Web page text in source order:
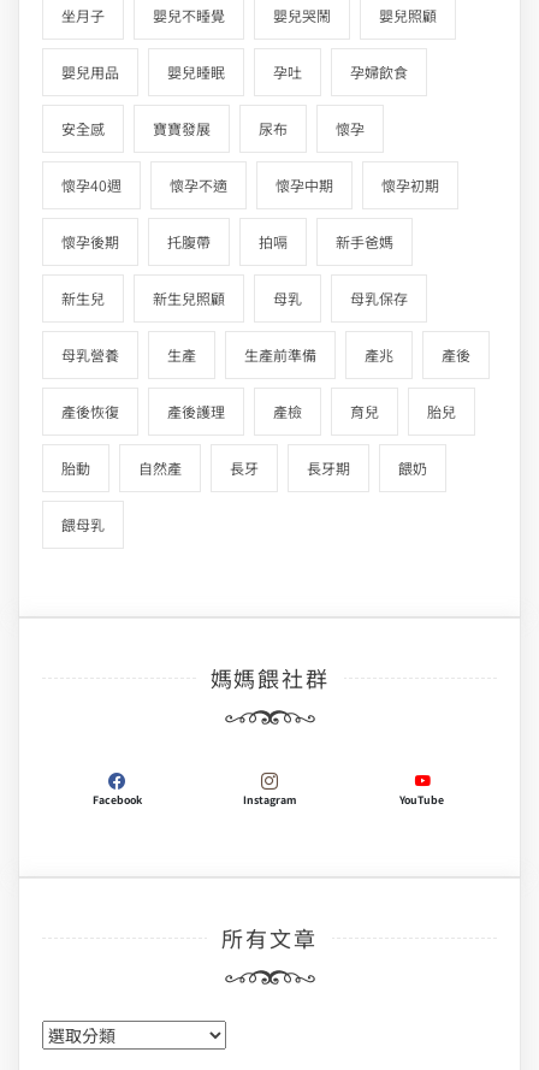
坐月子 嬰兒不睡覺 嬰兒哭鬧 嬰兒照顧
嬰兒用品 嬰兒睡眠 孕吐 孕婦飲食
安全感 寶寶發展 尿布 懷孕
懷孕40週 懷孕不適 懷孕中期 懷孕初期
懷孕後期 托腹帶 拍嗝 新手爸媽
新生兒 新生兒照顧 母乳 母乳保存
母乳營養 生產 生產前準備 產兆 產後
產後恢復 產後護理 產檢 育兒 胎兒
胎動 自然產 長牙 長牙期 餵奶
餵母乳
媽媽餵社群
Facebook Instagram YouTube
所有文章
所
有